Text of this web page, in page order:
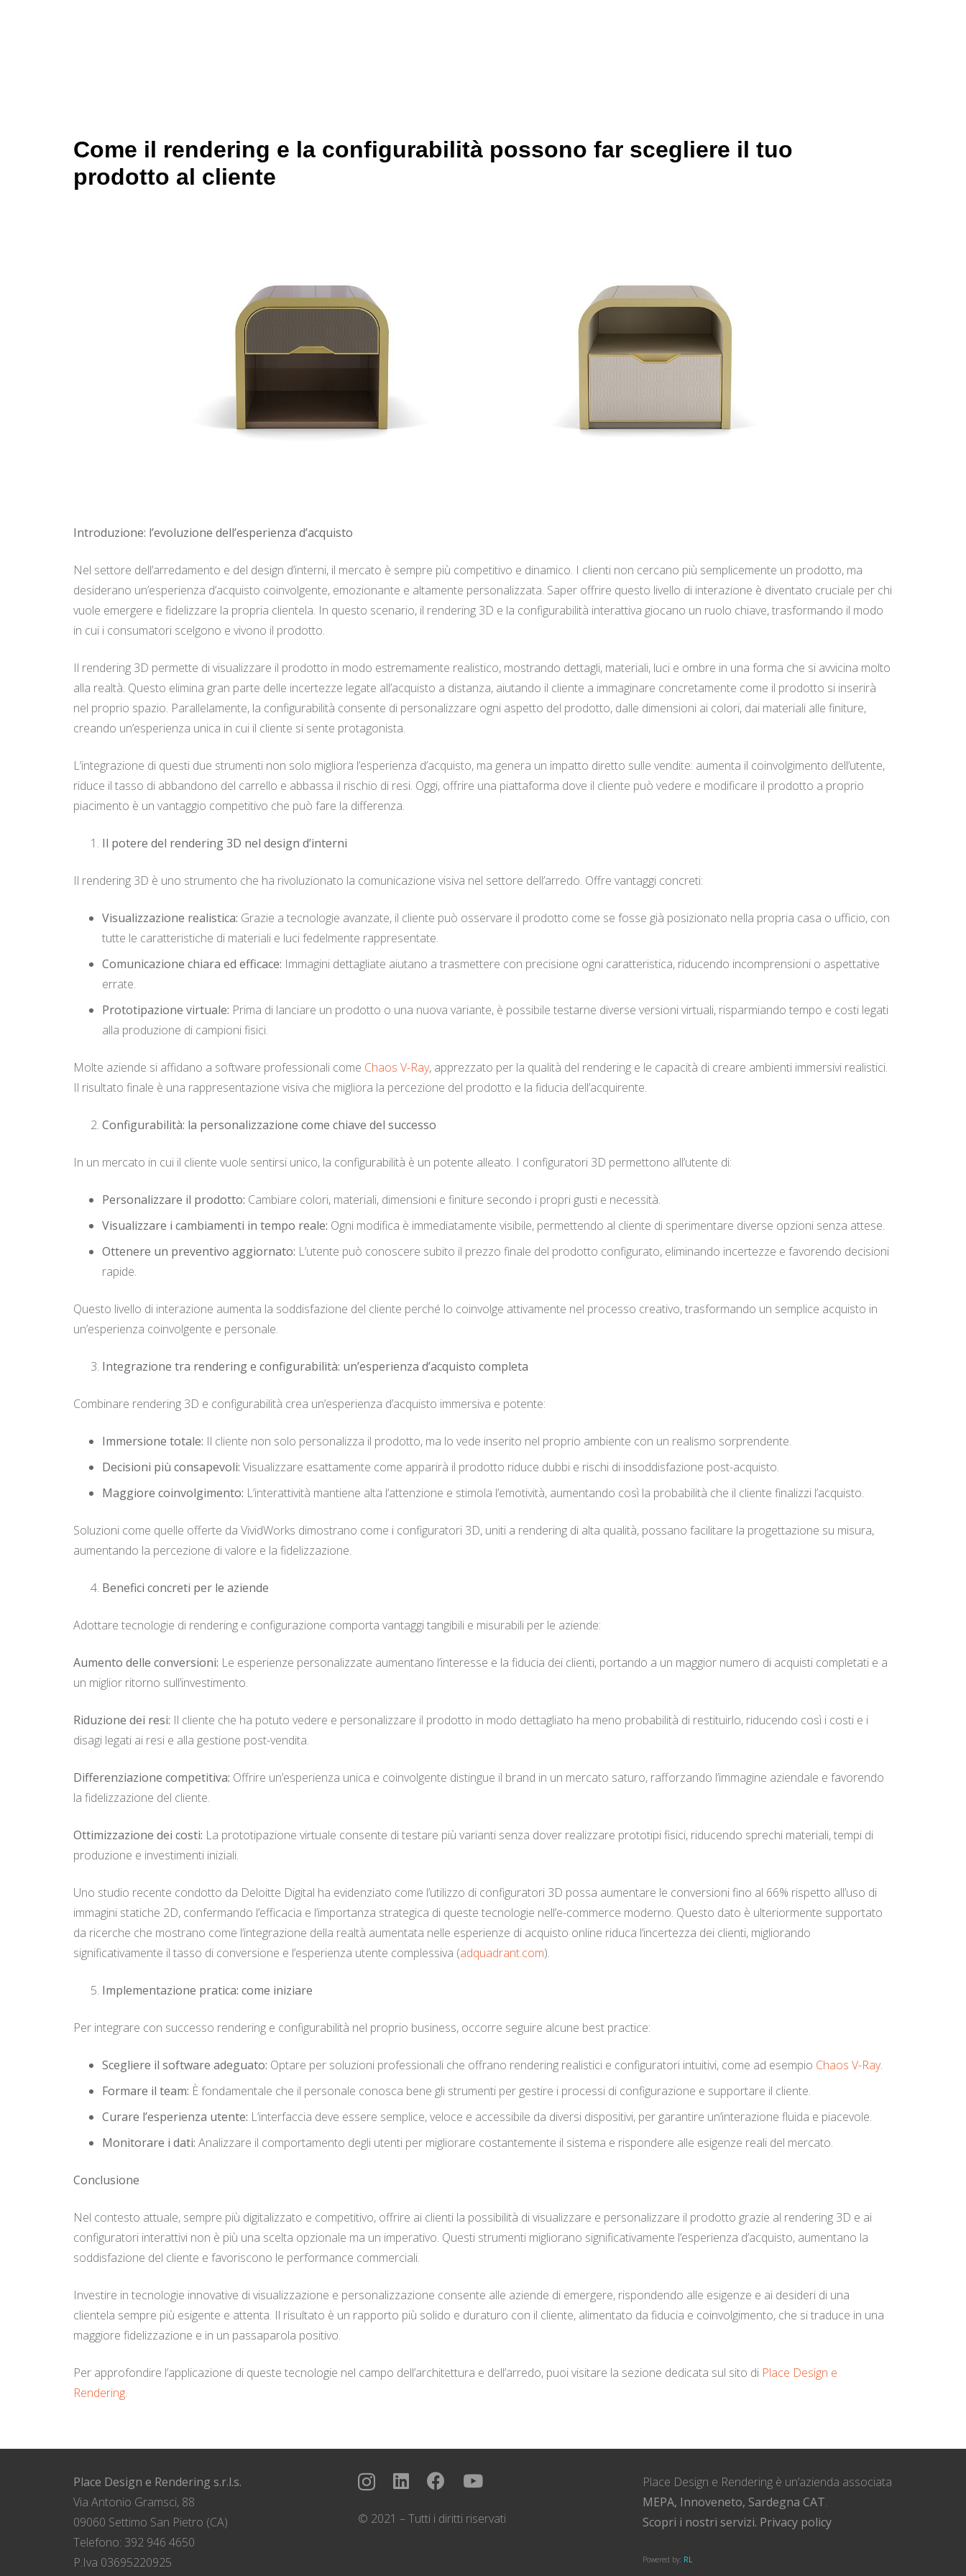
Come il rendering e la configurabilità possono far scegliere il tuo
prodotto al cliente
Introduzione: l’evoluzione dell’esperienza d’acquisto
Nel settore dell’arredamento e del design d’interni, il mercato è sempre più competitivo e dinamico. I clienti non cercano più semplicemente un prodotto, ma
desiderano un’esperienza d’acquisto coinvolgente, emozionante e altamente personalizzata. Saper offrire questo livello di interazione è diventato cruciale per chi
vuole emergere e fidelizzare la propria clientela. In questo scenario, il rendering 3D e la configurabilità interattiva giocano un ruolo chiave, trasformando il modo
in cui i consumatori scelgono e vivono il prodotto.
Il rendering 3D permette di visualizzare il prodotto in modo estremamente realistico, mostrando dettagli, materiali, luci e ombre in una forma che si avvicina molto
alla realtà. Questo elimina gran parte delle incertezze legate all’acquisto a distanza, aiutando il cliente a immaginare concretamente come il prodotto si inserirà
nel proprio spazio. Parallelamente, la configurabilità consente di personalizzare ogni aspetto del prodotto, dalle dimensioni ai colori, dai materiali alle finiture,
creando un’esperienza unica in cui il cliente si sente protagonista.
L’integrazione di questi due strumenti non solo migliora l’esperienza d’acquisto, ma genera un impatto diretto sulle vendite: aumenta il coinvolgimento dell’utente,
riduce il tasso di abbandono del carrello e abbassa il rischio di resi. Oggi, offrire una piattaforma dove il cliente può vedere e modificare il prodotto a proprio
piacimento è un vantaggio competitivo che può fare la differenza.
Il potere del rendering 3D nel design d’interni
Il rendering 3D è uno strumento che ha rivoluzionato la comunicazione visiva nel settore dell’arredo. Offre vantaggi concreti:
Visualizzazione realistica: Grazie a tecnologie avanzate, il cliente può osservare il prodotto come se fosse già posizionato nella propria casa o ufficio, con
tutte le caratteristiche di materiali e luci fedelmente rappresentate.
Comunicazione chiara ed efficace: Immagini dettagliate aiutano a trasmettere con precisione ogni caratteristica, riducendo incomprensioni o aspettative
errate.
Prototipazione virtuale: Prima di lanciare un prodotto o una nuova variante, è possibile testarne diverse versioni virtuali, risparmiando tempo e costi legati
alla produzione di campioni fisici.
Molte aziende si affidano a software professionali come Chaos V-Ray, apprezzato per la qualità del rendering e le capacità di creare ambienti immersivi realistici.
Il risultato finale è una rappresentazione visiva che migliora la percezione del prodotto e la fiducia dell’acquirente.
Configurabilità: la personalizzazione come chiave del successo
In un mercato in cui il cliente vuole sentirsi unico, la configurabilità è un potente alleato. I configuratori 3D permettono all’utente di:
Personalizzare il prodotto: Cambiare colori, materiali, dimensioni e finiture secondo i propri gusti e necessità.
Visualizzare i cambiamenti in tempo reale: Ogni modifica è immediatamente visibile, permettendo al cliente di sperimentare diverse opzioni senza attese.
Ottenere un preventivo aggiornato: L’utente può conoscere subito il prezzo finale del prodotto configurato, eliminando incertezze e favorendo decisioni
rapide.
Questo livello di interazione aumenta la soddisfazione del cliente perché lo coinvolge attivamente nel processo creativo, trasformando un semplice acquisto in
un’esperienza coinvolgente e personale.
Integrazione tra rendering e configurabilità: un’esperienza d’acquisto completa
Combinare rendering 3D e configurabilità crea un’esperienza d’acquisto immersiva e potente:
Immersione totale: Il cliente non solo personalizza il prodotto, ma lo vede inserito nel proprio ambiente con un realismo sorprendente.
Decisioni più consapevoli: Visualizzare esattamente come apparirà il prodotto riduce dubbi e rischi di insoddisfazione post-acquisto.
Maggiore coinvolgimento: L’interattività mantiene alta l’attenzione e stimola l’emotività, aumentando così la probabilità che il cliente finalizzi l’acquisto.
Soluzioni come quelle offerte da VividWorks dimostrano come i configuratori 3D, uniti a rendering di alta qualità, possano facilitare la progettazione su misura,
aumentando la percezione di valore e la fidelizzazione.
Benefici concreti per le aziende
Adottare tecnologie di rendering e configurazione comporta vantaggi tangibili e misurabili per le aziende:
Aumento delle conversioni: Le esperienze personalizzate aumentano l’interesse e la fiducia dei clienti, portando a un maggior numero di acquisti completati e a
un miglior ritorno sull’investimento.
Riduzione dei resi: Il cliente che ha potuto vedere e personalizzare il prodotto in modo dettagliato ha meno probabilità di restituirlo, riducendo così i costi e i
disagi legati ai resi e alla gestione post-vendita.
Differenziazione competitiva: Offrire un’esperienza unica e coinvolgente distingue il brand in un mercato saturo, rafforzando l’immagine aziendale e favorendo
la fidelizzazione del cliente.
Ottimizzazione dei costi: La prototipazione virtuale consente di testare più varianti senza dover realizzare prototipi fisici, riducendo sprechi materiali, tempi di
produzione e investimenti iniziali.
Uno studio recente condotto da Deloitte Digital ha evidenziato come l’utilizzo di configuratori 3D possa aumentare le conversioni fino al 66% rispetto all’uso di
immagini statiche 2D, confermando l’efficacia e l’importanza strategica di queste tecnologie nell’e-commerce moderno. Questo dato è ulteriormente supportato
da ricerche che mostrano come l’integrazione della realtà aumentata nelle esperienze di acquisto online riduca l’incertezza dei clienti, migliorando
significativamente il tasso di conversione e l’esperienza utente complessiva (adquadrant.com).
Implementazione pratica: come iniziare
Per integrare con successo rendering e configurabilità nel proprio business, occorre seguire alcune best practice:
Scegliere il software adeguato: Optare per soluzioni professionali che offrano rendering realistici e configuratori intuitivi, come ad esempio Chaos V-Ray.
Formare il team: È fondamentale che il personale conosca bene gli strumenti per gestire i processi di configurazione e supportare il cliente.
Curare l’esperienza utente: L’interfaccia deve essere semplice, veloce e accessibile da diversi dispositivi, per garantire un’interazione fluida e piacevole.
Monitorare i dati: Analizzare il comportamento degli utenti per migliorare costantemente il sistema e rispondere alle esigenze reali del mercato.
Conclusione
Nel contesto attuale, sempre più digitalizzato e competitivo, offrire ai clienti la possibilità di visualizzare e personalizzare il prodotto grazie al rendering 3D e ai
configuratori interattivi non è più una scelta opzionale ma un imperativo. Questi strumenti migliorano significativamente l’esperienza d’acquisto, aumentano la
soddisfazione del cliente e favoriscono le performance commerciali.
Investire in tecnologie innovative di visualizzazione e personalizzazione consente alle aziende di emergere, rispondendo alle esigenze e ai desideri di una
clientela sempre più esigente e attenta. Il risultato è un rapporto più solido e duraturo con il cliente, alimentato da fiducia e coinvolgimento, che si traduce in una
maggiore fidelizzazione e in un passaparola positivo.
Per approfondire l’applicazione di queste tecnologie nel campo dell’architettura e dell’arredo, puoi visitare la sezione dedicata sul sito di Place Design e
Rendering.
Place Design e Rendering s.r.l.s.
Via Antonio Gramsci, 88
09060 Settimo San Pietro (CA)
Telefono: 392 946 4650
P.Iva 03695220925
© 2021 – Tutti i diritti riservati
Place Design e Rendering è un’azienda associata
MEPA, Innoveneto, Sardegna CAT.
Scopri i nostri servizi. Privacy policy
Powered by: RL